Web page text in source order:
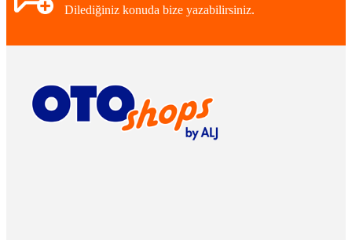
Dilediğiniz konuda bize yazabilirsiniz.